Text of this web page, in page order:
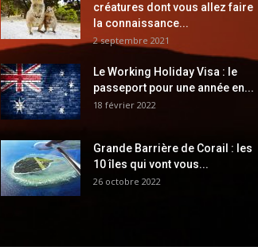
créatures dont vous allez faire
la connaissance...
2 septembre 2021
Le Working Holiday Visa : le
passeport pour une année en...
18 février 2022
Grande Barrière de Corail : les
10 îles qui vont vous...
26 octobre 2022